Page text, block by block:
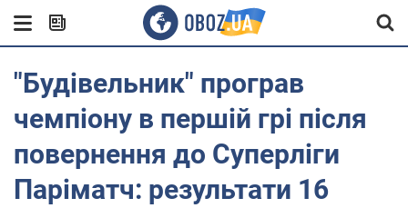
"Будівельник" програв
чемпіону в першій грі після
повернення до Суперліги
Паріматч: результати 16